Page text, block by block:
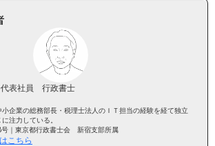
代表社員 行政書士
企業の総務部長・税理士法人のＩＴ担当の経験を経て独立
注力している。
号｜東京都行政書士会 新宿支部所属
こちら